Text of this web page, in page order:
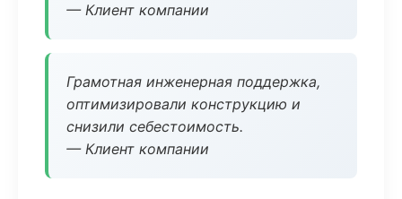
— Клиент компании
Грамотная инженерная поддержка,
оптимизировали конструкцию и
снизили себестоимость.
— Клиент компании